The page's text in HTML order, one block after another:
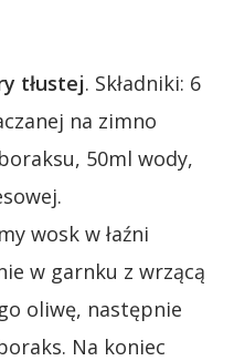
tłustej. Składniki: 6
na zimno
50ml wody,
wosk w łaźni
w garnku z wrzącą
oliwę, następnie
Na koniec